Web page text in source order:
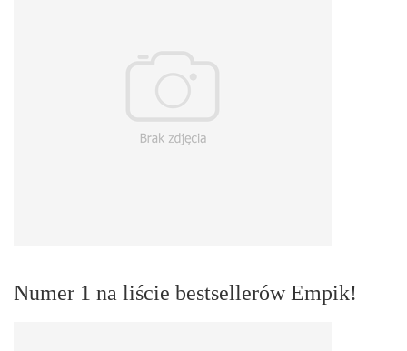
Numer 1 na liście bestsellerów Empik!